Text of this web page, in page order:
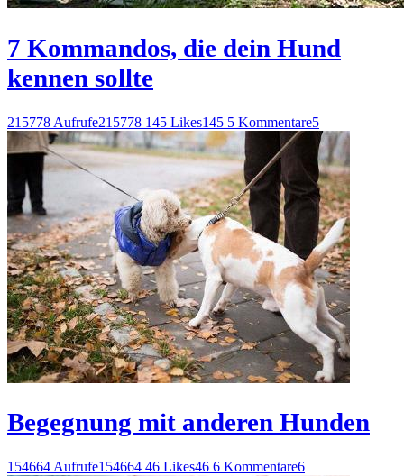
7 Kommandos, die dein Hund
kennen sollte
215778 Aufrufe215778 145 Likes145 5 Kommentare5
Begegnung mit anderen Hunden
154664 Aufrufe154664 46 Likes46 6 Kommentare6